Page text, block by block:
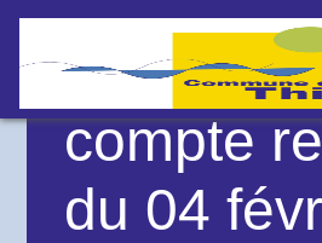
compte
du 04